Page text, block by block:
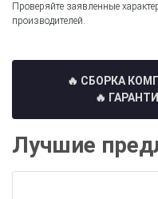
Проверяйте заявленные
производителей.
🔥 СБОРКА
🔥
Лучшие